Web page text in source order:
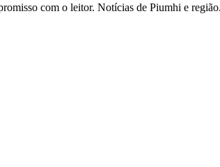
com o leitor. Notícias de Piumhi e